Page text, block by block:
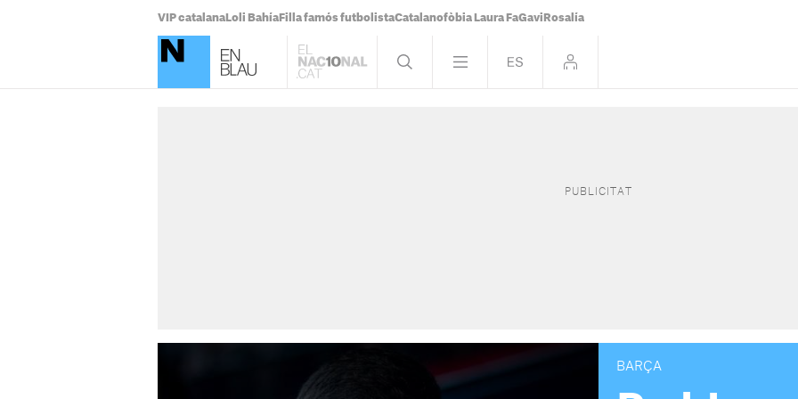
VIP catalana Loli Bahía Filla famós futbolistaCatalanofòbia Laura FaGavi Rosalía
BARÇA